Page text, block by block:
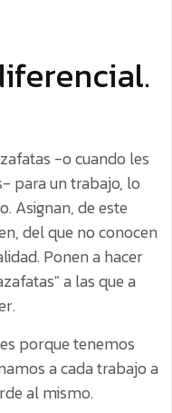
-o cuando les
para un trabajo, lo
Asignan, de este
del que no conocen
Ponen a hacer
a las que a
porque tenemos
a cada trabajo a
al mismo.